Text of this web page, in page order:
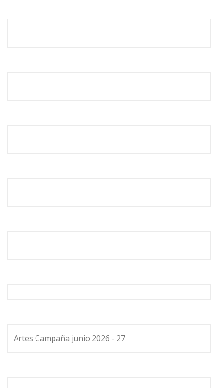
Artes Campaña junio 2026 - 27